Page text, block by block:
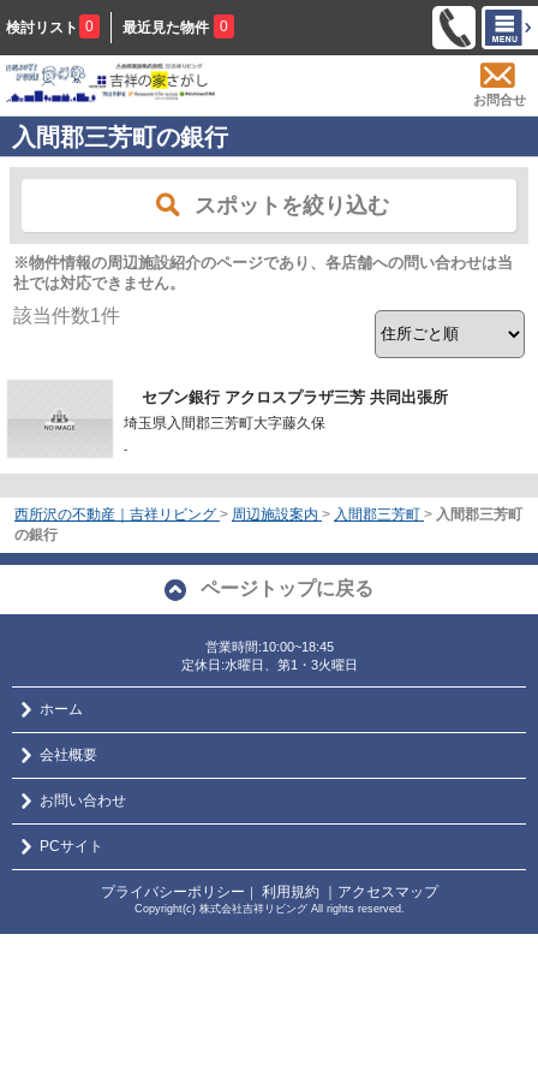
検討リスト 0 最近見た物件 0
お問合せ
入間郡三芳町の銀行
スポットを絞り込む
※物件情報の周辺施設紹介のページであり、各店舗への問い合わせは当
社では対応できません。
該当件数1件
セブン銀行 アクロスプラザ三芳 共同出張所
埼玉県入間郡三芳町大字藤久保
-
西所沢の不動産｜吉祥リビング > 周辺施設案内 > 入間郡三芳町 > 入間郡三芳町
の銀行
ページトップに戻る
営業時間:10:00~18:45
定休日:水曜日、第1・3火曜日
ホーム
会社概要
お問い合わせ
PCサイト
プライバシーポリシー ｜ 利用規約 ｜アクセスマップ
Copyright(c) 株式会社吉祥リビング All rights reserved.